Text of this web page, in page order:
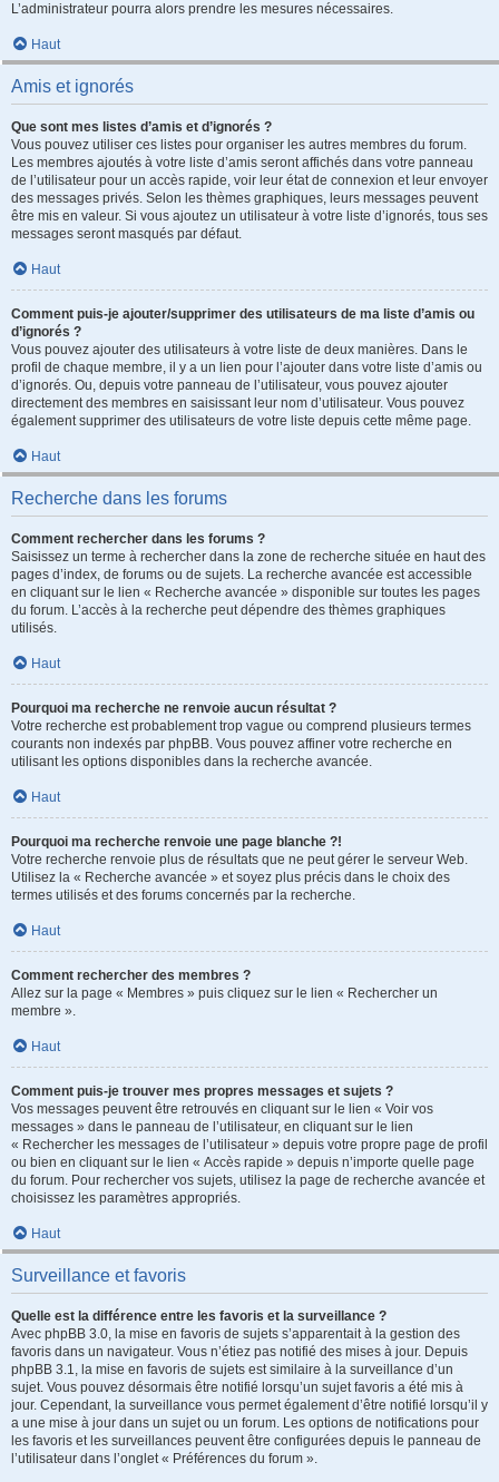
L’administrateur pourra alors prendre les mesures nécessaires.
Haut
Amis et ignorés
Que sont mes listes d’amis et d’ignorés ?
Vous pouvez utiliser ces listes pour organiser les autres membres du forum.
Les membres ajoutés à votre liste d’amis seront affichés dans votre panneau
de l’utilisateur pour un accès rapide, voir leur état de connexion et leur envoyer
des messages privés. Selon les thèmes graphiques, leurs messages peuvent
être mis en valeur. Si vous ajoutez un utilisateur à votre liste d’ignorés, tous ses
messages seront masqués par défaut.
Haut
Comment puis-je ajouter/supprimer des utilisateurs de ma liste d’amis ou
d’ignorés ?
Vous pouvez ajouter des utilisateurs à votre liste de deux manières. Dans le
profil de chaque membre, il y a un lien pour l’ajouter dans votre liste d’amis ou
d’ignorés. Ou, depuis votre panneau de l’utilisateur, vous pouvez ajouter
directement des membres en saisissant leur nom d’utilisateur. Vous pouvez
également supprimer des utilisateurs de votre liste depuis cette même page.
Haut
Recherche dans les forums
Comment rechercher dans les forums ?
Saisissez un terme à rechercher dans la zone de recherche située en haut des
pages d’index, de forums ou de sujets. La recherche avancée est accessible
en cliquant sur le lien « Recherche avancée » disponible sur toutes les pages
du forum. L’accès à la recherche peut dépendre des thèmes graphiques
utilisés.
Haut
Pourquoi ma recherche ne renvoie aucun résultat ?
Votre recherche est probablement trop vague ou comprend plusieurs termes
courants non indexés par phpBB. Vous pouvez affiner votre recherche en
utilisant les options disponibles dans la recherche avancée.
Haut
Pourquoi ma recherche renvoie une page blanche ?!
Votre recherche renvoie plus de résultats que ne peut gérer le serveur Web.
Utilisez la « Recherche avancée » et soyez plus précis dans le choix des
termes utilisés et des forums concernés par la recherche.
Haut
Comment rechercher des membres ?
Allez sur la page « Membres » puis cliquez sur le lien « Rechercher un
membre ».
Haut
Comment puis-je trouver mes propres messages et sujets ?
Vos messages peuvent être retrouvés en cliquant sur le lien « Voir vos
messages » dans le panneau de l’utilisateur, en cliquant sur le lien
« Rechercher les messages de l’utilisateur » depuis votre propre page de profil
ou bien en cliquant sur le lien « Accès rapide » depuis n’importe quelle page
du forum. Pour rechercher vos sujets, utilisez la page de recherche avancée et
choisissez les paramètres appropriés.
Haut
Surveillance et favoris
Quelle est la différence entre les favoris et la surveillance ?
Avec phpBB 3.0, la mise en favoris de sujets s’apparentait à la gestion des
favoris dans un navigateur. Vous n’étiez pas notifié des mises à jour. Depuis
phpBB 3.1, la mise en favoris de sujets est similaire à la surveillance d’un
sujet. Vous pouvez désormais être notifié lorsqu’un sujet favoris a été mis à
jour. Cependant, la surveillance vous permet également d’être notifié lorsqu’il y
a une mise à jour dans un sujet ou un forum. Les options de notifications pour
les favoris et les surveillances peuvent être configurées depuis le panneau de
l’utilisateur dans l’onglet « Préférences du forum ».